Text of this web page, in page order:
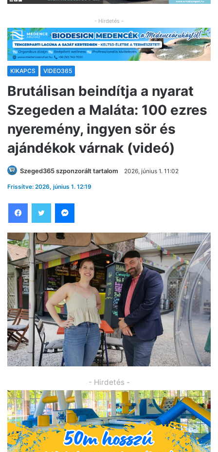
- Hirdetés -
KIKAPCS VIDEO365
Brutálisan beindítja a nyarat
Szegeden a Maláta: 100 ezres
nyeremény, ingyen sör és
ajándékok várnak (videó)
Szeged365 szponzorált tartalom 2026, június 1. 11:02
Frissítve: 2026, június 1. 12:19
- Hirdetés -